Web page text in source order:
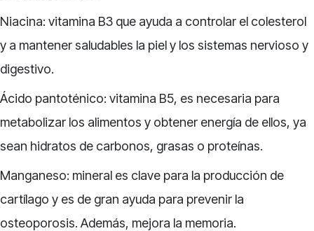
Niacina: vitamina B3 que ayuda a controlar el colesterol
y a mantener saludables la piel y los sistemas nervioso y
digestivo.
Ácido pantoténico: vitamina B5, es necesaria para
metabolizar los alimentos y obtener energía de ellos, ya
sean hidratos de carbonos, grasas o proteínas.
Manganeso: mineral es clave para la producción de
cartílago y es de gran ayuda para prevenir la
osteoporosis. Además, mejora la memoria.